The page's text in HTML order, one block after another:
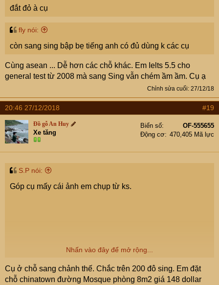
đắt đỏ à cụ
fly nói:
còn sang sing bập bẹ tiếng anh có đủ dùng k các cụ
Cùng asean ... Dễ hơn các chỗ khác. Em Ielts 5.5 cho
general test từ 2008 mà sang Sing vẫn chém ầm ầm. Cụ ạ
Chỉnh sửa cuối: 27/12/18
20:46 27/12/2018 #19
Đồ gỗ An Huy
Xe tăng
Biển số
OF-555655
Động cơ
470,405 Mã lực
S.P nói:
Góp cụ mấy cái ảnh em chụp từ ks.
Nhấn vào đây để mở rộng...
Cụ ở chỗ sang chảnh thế. Chắc trên 200 đô sing. Em đặt
chỗ chinatown đường Mosque phòng 8m2 giá 148 dollar